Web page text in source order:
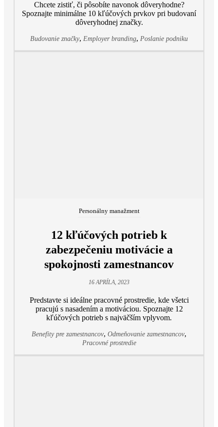
Chcete zistiť, či pôsobíte navonok dôveryhodne?
Spoznajte minimálne 10 kľúčových prvkov pri budovaní
dôveryhodnej značky.
Budovanie značky, Employer branding, Poslanie podniku
Personálny manažment
12 kľúčových potrieb k
zabezpečeniu motivácie a
spokojnosti zamestnancov
16 APRÍLA, 2023
Predstavte si ideálne pracovné prostredie, kde všetci
pracujú s nasadením a motiváciou. Spoznajte 12
kľúčových potrieb s najväčším vplyvom.
Benefity pre zamestnancov, Odmeňovanie zamestnancov,
Pracovné prostredie